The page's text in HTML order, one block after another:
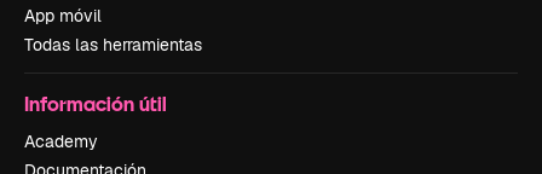
App móvil
Todas las herramientas
Información útil
Academy